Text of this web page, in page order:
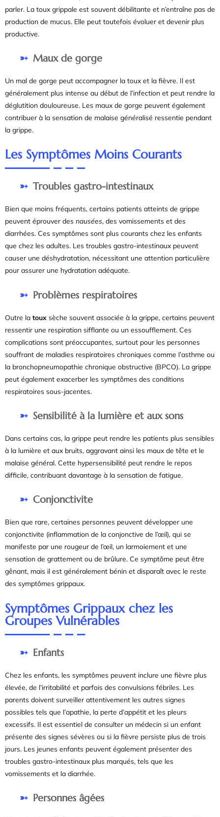
parler. La toux grippale est souvent débilitante et n’entraîne pas de
production de mucus. Elle peut toutefois évoluer et devenir plus
productive.
Maux de gorge
Un mal de gorge peut accompagner la toux et la fièvre. Il est
généralement plus intense au début de l’infection et peut rendre la
déglutition douloureuse. Les maux de gorge peuvent également
contribuer à la sensation de malaise généralisé ressentie pendant
la grippe.
Les Symptômes Moins Courants
Troubles gastro-intestinaux
Bien que moins fréquents, certains patients atteints de grippe
peuvent éprouver des nausées, des vomissements et des
diarrhées. Ces symptômes sont plus courants chez les enfants
que chez les adultes. Les troubles gastro-intestinaux peuvent
causer une déshydratation, nécessitant une attention particulière
pour assurer une hydratation adéquate.
Problèmes respiratoires
Outre la toux sèche souvent associée à la grippe, certains peuvent
ressentir une respiration sifflante ou un essoufflement. Ces
complications sont préoccupantes, surtout pour les personnes
souffrant de maladies respiratoires chroniques comme l’asthme ou
la bronchopneumopathie chronique obstructive (BPCO). La grippe
peut également exacerber les symptômes des conditions
respiratoires sous-jacentes.
Sensibilité à la lumière et aux sons
Dans certains cas, la grippe peut rendre les patients plus sensibles
à la lumière et aux bruits, aggravant ainsi les maux de tête et le
malaise général. Cette hypersensibilité peut rendre le repos
difficile, contribuant davantage à la sensation de fatigue.
Conjonctivite
Bien que rare, certaines personnes peuvent développer une
conjonctivite (inflammation de la conjonctive de l’œil), qui se
manifeste par une rougeur de l’œil, un larmoiement et une
sensation de grattement ou de brûlure. Ce symptôme peut être
gênant, mais il est généralement bénin et disparaît avec le reste
des symptômes grippaux.
Symptômes Grippaux chez les
Groupes Vulnérables
Enfants
Chez les enfants, les symptômes peuvent inclure une fièvre plus
élevée, de l’irritabilité et parfois des convulsions fébriles. Les
parents doivent surveiller attentivement les autres signes
possibles tels que l’apathie, la perte d’appétit et les pleurs
excessifs. Il est essentiel de consulter un médecin si un enfant
présente des signes sévères ou si la fièvre persiste plus de trois
jours. Les jeunes enfants peuvent également présenter des
troubles gastro-intestinaux plus marqués, tels que les
vomissements et la diarrhée.
Personnes âgées